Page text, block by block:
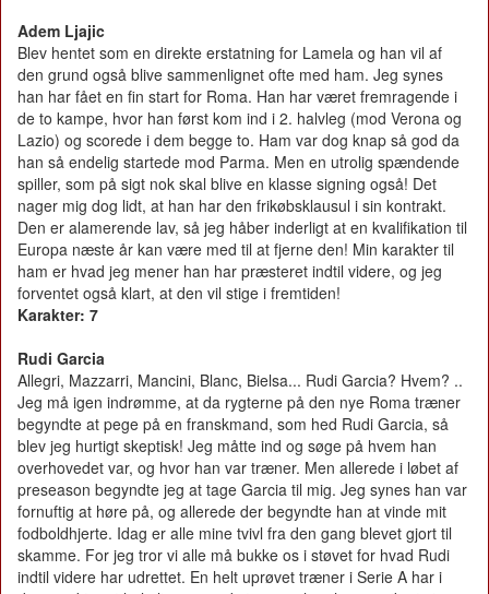
Adem Ljajic
Blev hentet som en direkte erstatning for Lamela og han vil af
den grund også blive sammenlignet ofte med ham. Jeg synes
han har fået en fin start for Roma. Han har været fremragende i
de to kampe, hvor han først kom ind i 2. halvleg (mod Verona og
Lazio) og scorede i dem begge to. Ham var dog knap så god da
han så endelig startede mod Parma. Men en utrolig spændende
spiller, som på sigt nok skal blive en klasse signing også! Det
nager mig dog lidt, at han har den frikøbsklausul i sin kontrakt.
Den er alamerende lav, så jeg håber inderligt at en kvalifikation til
Europa næste år kan være med til at fjerne den! Min karakter til
ham er hvad jeg mener han har præsteret indtil videre, og jeg
forventet også klart, at den vil stige i fremtiden!
Karakter: 7
Rudi Garcia
Allegri, Mazzarri, Mancini, Blanc, Bielsa... Rudi Garcia? Hvem? ..
Jeg må igen indrømme, at da rygterne på den nye Roma træner
begyndte at pege på en franskmand, som hed Rudi Garcia, så
blev jeg hurtigt skeptisk! Jeg måtte ind og søge på hvem han
overhovedet var, og hvor han var træner. Men allerede i løbet af
preseason begyndte jeg at tage Garcia til mig. Jeg synes han var
fornuftig at høre på, og allerede der begyndte han at vinde mit
fodboldhjerte. Idag er alle mine tvivl fra den gang blevet gjort til
skamme. For jeg tror vi alle må bukke os i støvet for hvad Rudi
indtil videre har udrettet. En helt uprøvet træner i Serie A har i